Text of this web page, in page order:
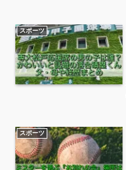
スポーツ
スポーツ